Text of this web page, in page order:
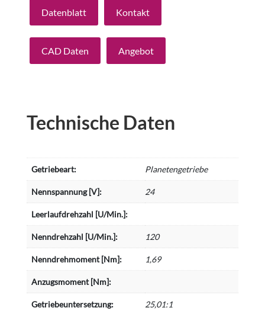
Datenblatt Kontakt
CAD Daten Angebot
Technische Daten
Getriebeart: Planetengetriebe
Nennspannung [V]: 24
Leerlaufdrehzahl [U/Min.]:
Nenndrehzahl [U/Min.]: 120
Nenndrehmoment [Nm]: 1,69
Anzugsmoment [Nm]:
Getriebeuntersetzung: 25,01:1